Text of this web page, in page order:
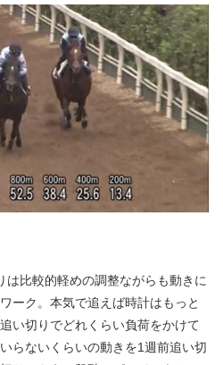
比較的軽めの調整ながらも動きに
ーク。本気で追えば時計はもっと
い切りでどれくらい負荷をかけて
らないくらいの動きを1週前追い切